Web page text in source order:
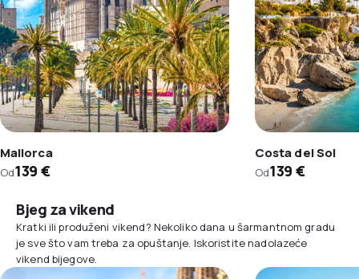
Mallorca
Od139 €
Costa del Sol
Od139 €
Bjeg za vikend
Kratki ili produženi vikend? Nekoliko dana u šarmantnom gradu
je sve što vam treba za opuštanje. Iskoristite nadolazeće
vikend bijegove.